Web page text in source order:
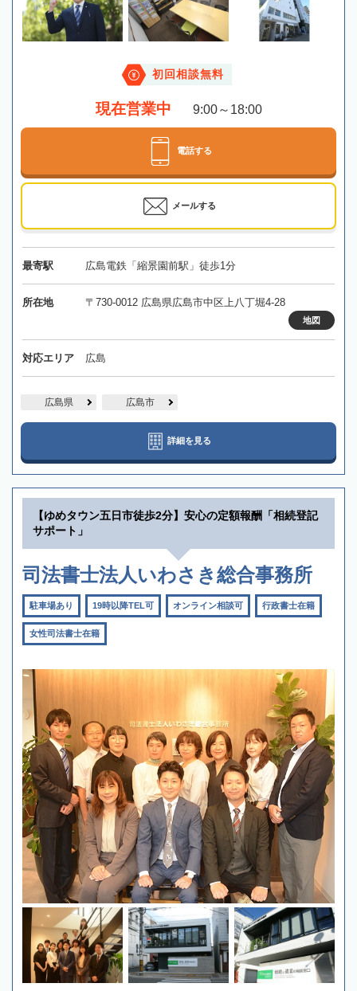
初回相談無料
現在営業中 9:00～18:00
電話する
メールする
最寄駅 広島電鉄「縮景園前駅」徒歩1分
所在地 〒730-0012 広島県広島市中区上八丁堀4-28
地図
対応エリア 広島
広島県 広島市
詳細を見る
【ゆめタウン五日市徒歩2分】安心の定額報酬「相続登記
サポート」
司法書士法人いわさき総合事務所
駐車場あり 19時以降TEL可 オンライン相談可 行政書士在籍
女性司法書士在籍